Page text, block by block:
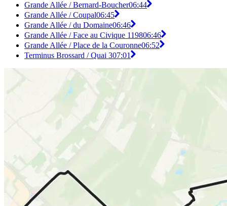
Grande Allée / Bernard-Boucher06:44
Grande Allée / Coupal06:45
Grande Allée / du Domaine06:46
Grande Allée / Face au Civique 119806:46
Grande Allée / Place de la Couronne06:52
Terminus Brossard / Quai 307:01